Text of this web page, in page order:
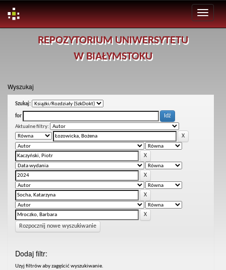
REPOZYTORIUM UNIWERSYTETU
W BIAŁYMSTOKU
Wyszukaj
Szukaj:
for
Aktualne filtry:
Rozpocznij nowe wyszukiwanie
Dodaj filtr:
Uzyj filtrów aby zagęścić wyszukiwanie.